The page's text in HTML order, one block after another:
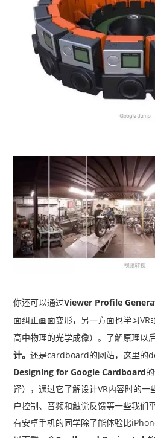
你还可以通过Viewer Profile
面纠正画面变形，另一方面也学习
高中物理的光学成像）。 了解原理以
计。还是cardboard的网站，这里的
Designing for Google Cardboard的
译），通过它了解设计VR内容时的一
户控制、音频和触觉反馈等一些我们
有安卓手机的同学除了能体验比